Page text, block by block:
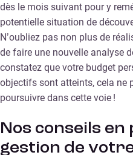
dès le mois suivant pour y
potentielle situation de
N’oubliez pas non plus de
de faire une nouvelle analyse
constatez que votre budget
objectifs sont atteints, cela ne
poursuivre dans cette voie !
Nos conseils en
gestion de